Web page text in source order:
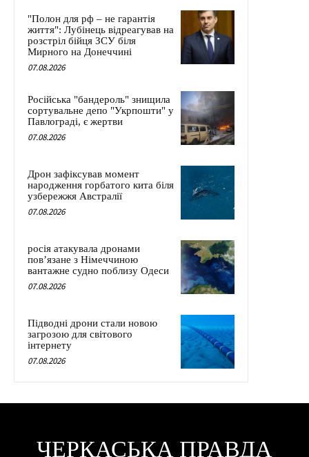
"Полон для рф – не гарантія
життя": Лубінець відреагував на
розстріл бійця ЗСУ біля
Мирного на Донеччині
07.08.2026
Російська "бандероль" знищила
сортувальне депо "Укрпошти" у
Павлограді, є жертви
07.08.2026
Дрон зафіксував момент
народження горбатого кита біля
узбережжя Австралії
07.08.2026
росія атакувала дронами
пов’язане з Німеччиною
вантажне судно поблизу Одеси
07.08.2026
Підводні дрони стали новою
загрозою для світового
інтернету
07.08.2026
ЧЕРКАСЬКА ПРАВДА